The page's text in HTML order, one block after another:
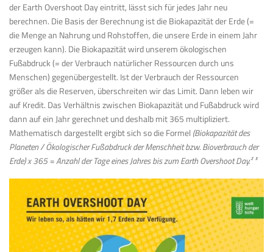
der Earth Overshoot Day eintritt, lässt sich für jedes Jahr neu
berechnen. Die Basis der Berechnung ist die Biokapazität der Erde (=
die Menge an Nahrung und Rohstoffen, die unsere Erde in einem Jahr
erzeugen kann). Die Biokapazität wird unserem ökologischen
Fußabdruck (= der Verbrauch natürlicher Ressourcen durch uns
Menschen) gegenübergestellt. Ist der Verbrauch der Ressourcen
größer als die Reserven, überschreiten wir das Limit. Dann leben wir
auf Kredit. Das Verhältnis zwischen Biokapazität und Fußabdruck wird
dann auf ein Jahr gerechnet und deshalb mit 365 multipliziert.
Mathematisch dargestellt ergibt sich so die Formel (Biokapazität des
Planeten / Ökologischer Fußabdruck der Menschheit bzw. Bioverbrauch der
Erde) x 365 = Anzahl der Tage eines Jahres bis zum Earth Overshoot Day.² ³